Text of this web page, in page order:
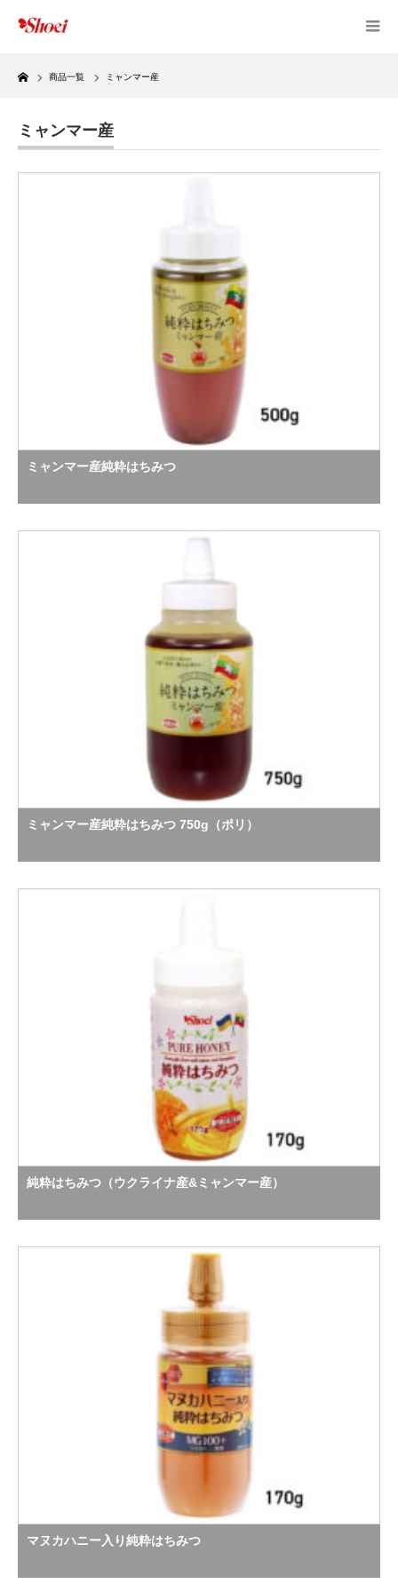
Home
商品一覧 ミャンマー産
ミャンマー産
ミャンマー産純粋はちみつ
ミャンマー産純粋はちみつ 750g（ポリ）
純粋はちみつ（ウクライナ産&ミャンマー産）
マヌカハニー入り純粋はちみつ